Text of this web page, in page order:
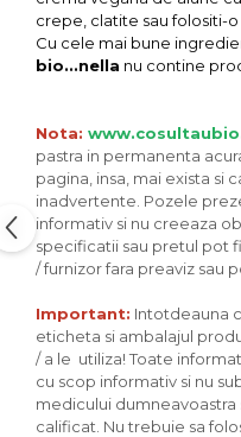
Mixuri, condimente si
Mixuri
Mirodenii
Maioneza bio
Pesto Bio
Semipreparate
Specialitati si produse
crepe, clatite sau folositi-
Cu cele mai bune
bio...nella nu contine
Nota:
pastra in permanenta
pagina, insa, mai exista si
inadvertente. Pozele
informativ si nu creeaza
specificatii sau pretul pot
/ furnizor fara preaviz sau
Important: Intotdeauna
eticheta si ambalajul
/ a le utiliza! Toate
cu scop informativ si nu
medicului
calificat. Nu trebuie sa